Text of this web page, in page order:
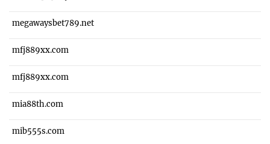
megawaysbet789.net
mfj889xx.com
mfj889xx.com
mia88th.com
mib555s.com